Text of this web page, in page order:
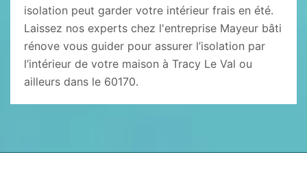
isolation peut garder votre intérieur frais en été.
Laissez nos experts chez l'entreprise Mayeur bâti
rénove vous guider pour assurer l’isolation par
l’intérieur de votre maison à Tracy Le Val ou
ailleurs dans le 60170.